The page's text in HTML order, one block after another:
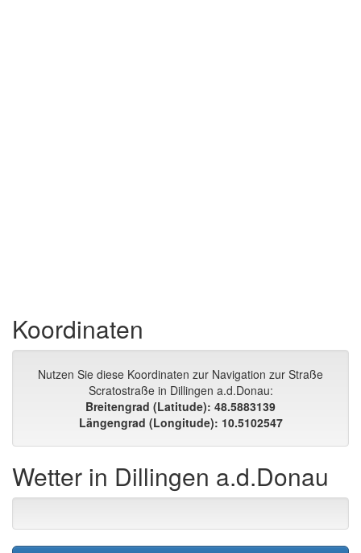
Koordinaten
Nutzen Sie diese Koordinaten zur Navigation zur Straße
Scratostraße in Dillingen a.d.Donau:
Breitengrad (Latitude): 48.5883139
Längengrad (Longitude): 10.5102547
Wetter in Dillingen a.d.Donau